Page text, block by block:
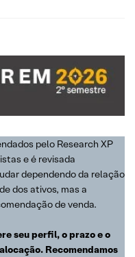
pelo Research XP
e é revisada
dependendo da relação
dos ativos, mas a
de venda.
seu perfil, o prazo e o
Recomendamos